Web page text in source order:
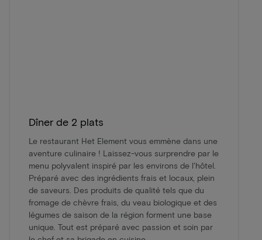
Dîner de 2 plats
Le restaurant Het Element vous emmène dans une
aventure culinaire ! Laissez-vous surprendre par le
menu polyvalent inspiré par les environs de l'hôtel.
Préparé avec des ingrédients frais et locaux, plein
de saveurs. Des produits de qualité tels que du
fromage de chèvre frais, du veau biologique et des
légumes de saison de la région forment une base
unique. Tout est préparé avec passion et soin par